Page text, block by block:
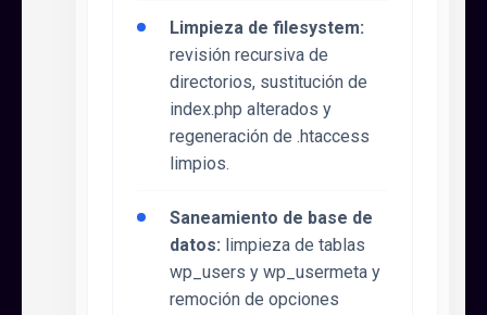
Limpieza de filesystem:
revisión recursiva de
directorios, sustitución de
index.php alterados y
regeneración de .htaccess
limpios.
Saneamiento de base de
datos: limpieza de tablas
wp_users y wp_usermeta y
remoción de opciones